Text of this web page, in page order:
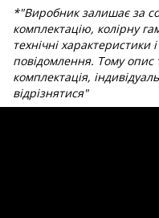
*"Виробник залишає за
комплектацію, колірну
технічні характеристики
повідомлення. Тому опис
комплектація,
відрізнятися"